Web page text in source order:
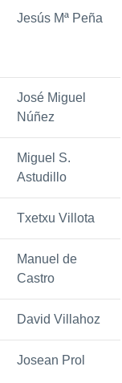
Jesús Mª Peña
José Miguel
Núñez
Miguel S.
Astudillo
Txetxu Villota
Manuel de
Castro
David Villahoz
Josean Prol